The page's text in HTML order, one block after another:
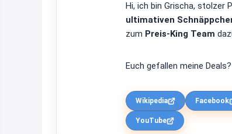
Hi, ich bin Grischa, stolzer
ultimativen
zum Preis-King Team
Euch gefallen meine
Wikipedia Facebook
YouTube